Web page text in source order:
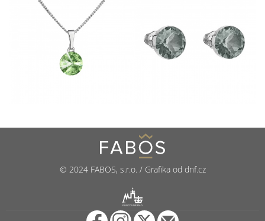
© 2024 FABOS, s.r.o. / Grafika od dnf.cz
PUNCOVNÍ ÚŘAD